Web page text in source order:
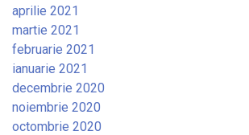
aprilie 2021
martie 2021
februarie 2021
ianuarie 2021
decembrie 2020
noiembrie 2020
octombrie 2020